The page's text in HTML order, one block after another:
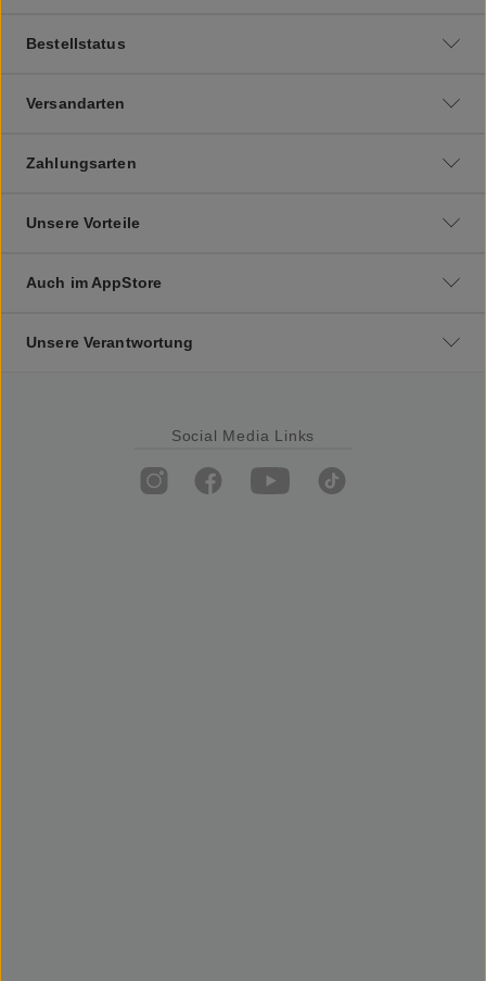
Bestellstatus
Versandarten
Zahlungsarten
Unsere Vorteile
Auch im AppStore
Unsere Verantwortung
Social Media Links